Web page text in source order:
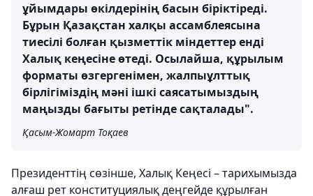
ұйымдары өкілдерінің басын біріктіреді.
Бұрын Қазақстан халқы ассамблеясына
тиесілі болған қызметтік міндеттер енді
Халық кеңесіне өтеді. Осылайша, құрылым
форматы өзгергенімен, жалпыұлттық
бірлігіміздің мәні ішкі саясатымыздың
маңызды бағыты ретінде сақталады".
Қасым-Жомарт Тоқаев
Президенттің сөзінше, Халық Кеңесі – тарихымызда
алғаш рет конституциялық деңгейде құрылған